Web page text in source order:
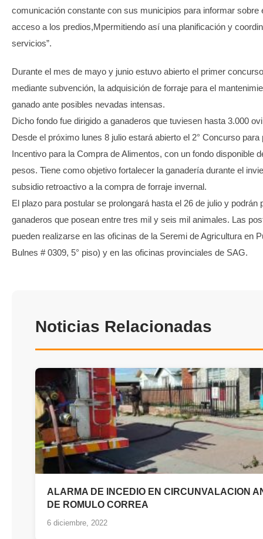
comunicación constante con sus municipios para informar sobre
acceso a los predios,Mpermitiendo así una planificación y
servicios”.
Durante el mes de mayo y junio estuvo abierto el primer
mediante subvención, la adquisición de forraje para el
ganado ante posibles nevadas intensas.
Dicho fondo fue dirigido a ganaderos que tuviesen hasta 3.000
Desde el próximo lunes 8 julio estará abierto el 2° Concurso para
Incentivo para la Compra de Alimentos, con un fondo disponible
pesos. Tiene como objetivo fortalecer la ganadería durante el
subsidio retroactivo a la compra de forraje invernal.
El plazo para postular se prolongará hasta el 26 de julio y podrán
ganaderos que posean entre tres mil y seis mil animales. Las
pueden realizarse en las oficinas de la Seremi de Agricultura en
Bulnes # 0309, 5° piso) y en las oficinas provinciales de SAG.
Noticias Relacionadas
ALARMA DE INCEDIO EN CIRCUNVALACION
DE ROMULO CORREA
6 diciembre, 2022